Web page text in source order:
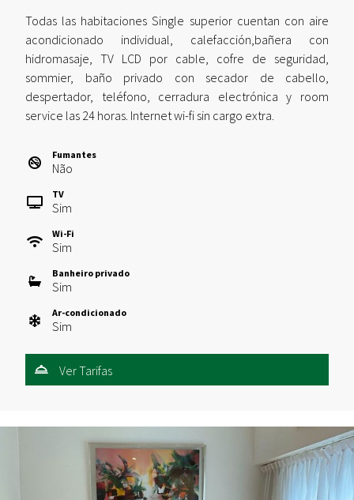
Todas las habitaciones Single superior cuentan con aire
acondicionado individual, calefacción,bañera con
hidromasaje, TV LCD por cable, cofre de seguridad,
sommier, baño privado con secador de cabello,
despertador, teléfono, cerradura electrónica y room
service las 24 horas. Internet wi-fi sin cargo extra.
Fumantes
Não
TV
Sim
Wi-Fi
Sim
Banheiro privado
Sim
Ar-condicionado
Sim
Ver Tarifas